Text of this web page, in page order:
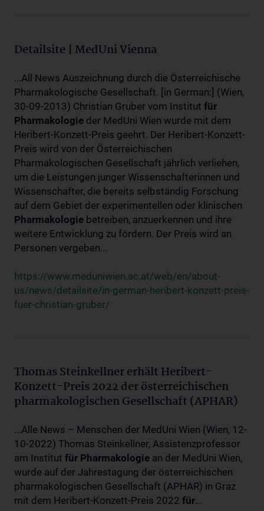
Detailsite | MedUni Vienna
...All News Auszeichnung durch die Österreichische
Pharmakologische Gesellschaft. [in German:] (Wien,
30-09-2013) Christian Gruber vom Institut für
Pharmakologie der MedUni Wien wurde mit dem
Heribert-Konzett-Preis geehrt. Der Heribert-Konzett-
Preis wird von der Österreichischen
Pharmakologischen Gesellschaft jährlich verliehen,
um die Leistungen junger Wissenschafterinnen und
Wissenschafter, die bereits selbständig Forschung
auf dem Gebiet der experimentellen oder klinischen
Pharmakologie betreiben, anzuerkennen und ihre
weitere Entwicklung zu fördern. Der Preis wird an
Personen vergeben...
https://www.meduniwien.ac.at/web/en/about-
us/news/detailsite/in-german-heribert-konzett-preis-
fuer-christian-gruber/
Thomas Steinkellner erhält Heribert-
Konzett-Preis 2022 der österreichischen
pharmakologischen Gesellschaft (APHAR)
...Alle News – Menschen der MedUni Wien (Wien, 12-
10-2022) Thomas Steinkellner, Assistenzprofessor
am Institut für Pharmakologie an der MedUni Wien,
wurde auf der Jahrestagung der österreichischen
pharmakologischen Gesellschaft (APHAR) in Graz
mit dem Heribert-Konzett-Preis 2022 für...